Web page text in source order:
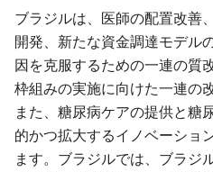
ブラジルは、医師の配置改善
開発、新たな資金調達モデル
因を克服するための一連の質
枠組みの実施に向けた一連の
また、糖尿病ケアの提供と糖
的かつ拡大するイノベーショ
ます。ブラジルでは、ブラジ